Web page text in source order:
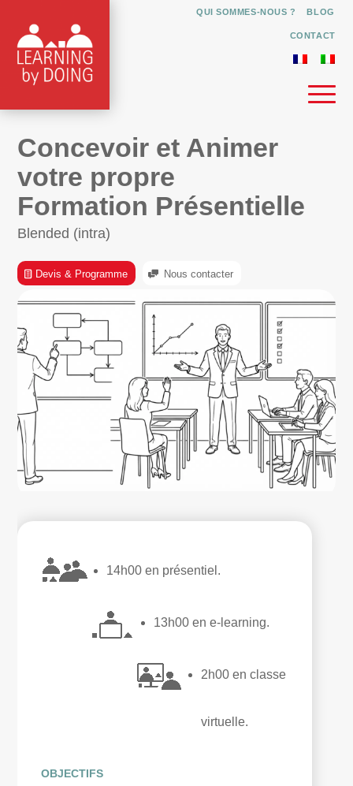
QUI SOMMES-NOUS ? BLOG
CONTACT
Concevoir et Animer
votre propre
Formation Présentielle
Blended (intra)
Devis & Programme Nous contacter
14h00 en présentiel.
13h00 en e-learning.
2h00 en classe
virtuelle.
OBJECTIFS